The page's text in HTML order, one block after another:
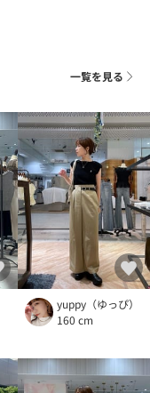
一覧を見る
yuppy（ゆっぴ）
160 cm